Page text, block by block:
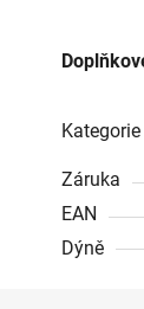
Kategorie
Záruka
EAN
Dýně